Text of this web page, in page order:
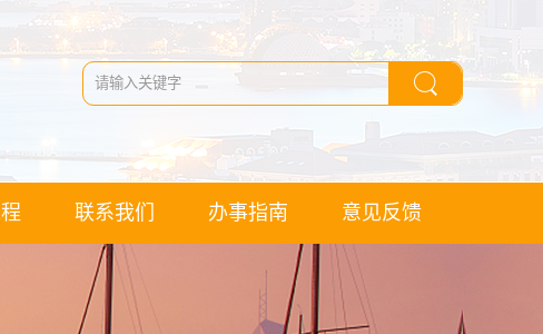
联系我们 办事指南 意见反馈